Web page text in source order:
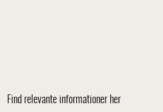
Find relevante informationer her